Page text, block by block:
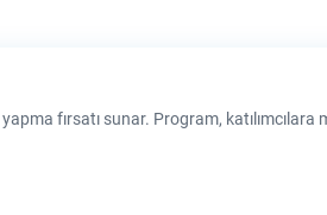
fırsatı sunar. Program, katılımcılara